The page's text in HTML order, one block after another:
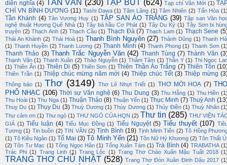
diễn nghĩa (4) TẢN VĂN (230) TẠP BÚT (624) Tạp chí Văn Mới (1)
CHÍ VN BÌNH DƯƠNG (11) Tashi Dawa (1) Tâm Lãng (1) Tâm Nhiên (2) Tấn Hòa
Tần Khánh (4) Tân Vương Huy (1) TẬP SAN ÁO TRẮNG (39) Tập san Văn
nghệ thuật Hương Quê Nhà (1) Tây bá hầu Cơ Phát (1) Tây Du Ký (1) Tây Sơn bi
truyện (2) Thạch Anh (2) Thạch Cầu (1) Thạch Đà (7) Thạch Lam (1) Thạch Sene
Thái An Khánh (2) Thái Hoà (1) Thanh Bình Nguyên (27) Thành Dũng (1) Thanh
(1) Thanh Huyền (2) Thanh Lương (2) Thanh Minh (4) Thanh Phong (1) Thanh Sơn
Thanh Thảo (3) Thanh Trắc Nguyễn Văn (42) Thanh Tùng (7) Thành Văn
Thạnh Văn (1) Thanh Xuân (2) Thảo Nguyễn (1) Thâm Tâm (1) Thần Y (1) Thi Ngọc
(1) Thiên Ân (1) Thiên Di (5) Thiên Sơn (1) Thiên Thần Áo Trắng (7) Thiên Tôn
Thiên Trần (1) Thiệp chúc mừng năm mới (4) Thiệp chúc Tết (3) Thiệp mừng
Thông báo (1) Thơ (3149) Thơ Lê Nhựt Triết (1) THƠ MỜI HOẠ (7)
PHỔ NHẠC (106) Thời sự Văn nghệ (6) Thu Dung (3) Thu Hằng (1) Thu Hiền
Thu Hoài (1) Thu Nga (1) Thuận Thảo (8) Thuận Yến (1) Thục Minh (7) Thuỳ Anh
Thuỵ Du (1) Thụy Du (3) Thuỳ Dương (1) Thùy Dương (1) Thủy Điền (1) Thuỳ Nhân
Thư cảm ơn (1) Thư ngỏ (1) THƯ NGỎ CỦA HQN (2) Thư tin (285) THƯ VIỆN
GIẢ (1) Tiểu luận (4) Tiểu Mục Đồng (1) Tiểu Nguyệt (5) Tiểu thuyết (107)
Tương (1) Tin buồn (2) TIN VĂN (2) Tịnh Bình (19) Tịnh Minh Tiến (2) Tô Hồng
(1) Tô Kiều Ngân (1) Tố Mai (3) Tô Minh Yến (21) Tôn Nữ Hỷ Khương (2) Tôn Thất
(2) Tôn Tư Mạc (1) Tống Ngọc Hân (1) Tống Xuân Tám (1) Trà Bình (4) TRABATHA
Trác Phi (1) Trang Linh (1) Trang Lộc (1) Trang Thơ Chào Xuân Mậu Tuất 2018
TRANG THƠ CHỦ NHẬT (528) Trang Thơ Đón Xuân Đinh Dậu 2017